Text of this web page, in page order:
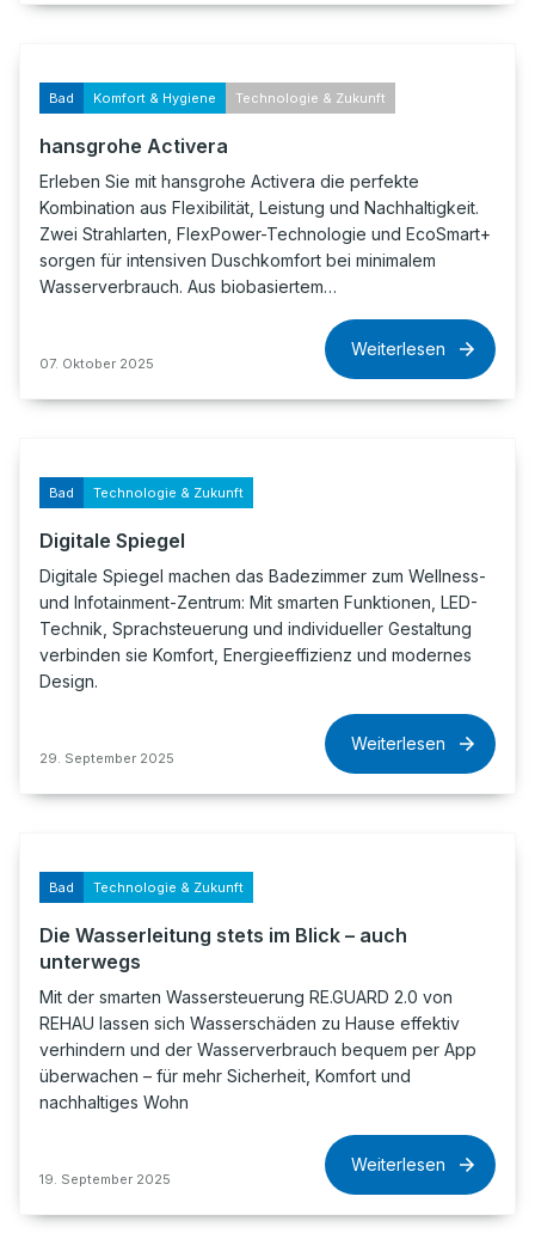
Bad Komfort & Hygiene Technologie & Zukunft
hansgrohe Activera
Erleben Sie mit hansgrohe Activera die perfekte
Kombination aus Flexibilität, Leistung und Nachhaltigkeit.
Zwei Strahlarten, FlexPower-Technologie und EcoSmart+
sorgen für intensiven Duschkomfort bei minimalem
Wasserverbrauch. Aus biobasiertem…
07. Oktober 2025
Weiterlesen
Bad Technologie & Zukunft
Digitale Spiegel
Digitale Spiegel machen das Badezimmer zum Wellness-
und Infotainment-Zentrum: Mit smarten Funktionen, LED-
Technik, Sprachsteuerung und individueller Gestaltung
verbinden sie Komfort, Energieeffizienz und modernes
Design.
29. September 2025
Weiterlesen
Bad Technologie & Zukunft
Die Wasserleitung stets im Blick – auch
unterwegs
Mit der smarten Wassersteuerung RE.GUARD 2.0 von
REHAU lassen sich Wasserschäden zu Hause effektiv
verhindern und der Wasserverbrauch bequem per App
überwachen – für mehr Sicherheit, Komfort und
nachhaltiges Wohn
19. September 2025
Weiterlesen